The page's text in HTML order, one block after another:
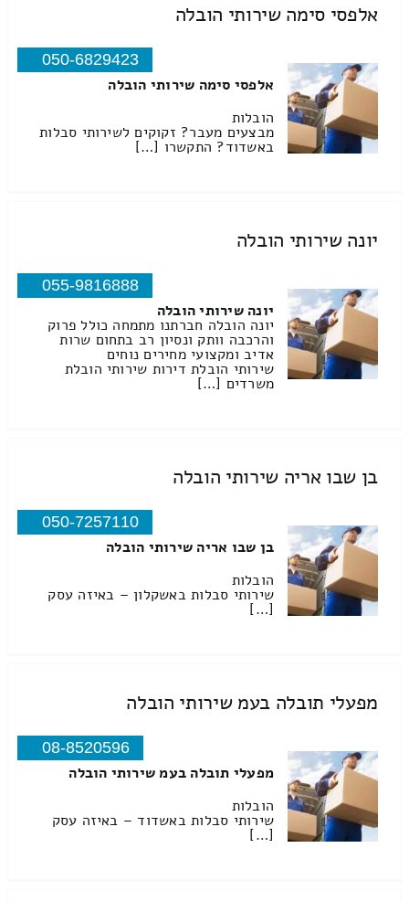
אלפסי סימה שירותי הובלה
050-6829423
אלפסי סימה שירותי הובלה
הובלות
מבצעים מעבר? זקוקים לשירותי סבלות
באשדוד? התקשרו […]
יונה שירותי הובלה
055-9816888
יונה שירותי הובלה
יונה הובלה חברתנו מתמחה כולל פרוק
והרכבה וותק ונסיון רב בתחום שרות
אדיב ומקצועי מחירים נוחים
שירותי הובלת דירות שירותי הובלת
משרדים […]
בן שבו אריה שירותי הובלה
050-7257110
בן שבו אריה שירותי הובלה
הובלות
שירותי סבלות באשקלון – באיזה עסק
[…]
מפעלי תובלה בעמ שירותי הובלה
08-8520596
מפעלי תובלה בעמ שירותי הובלה
הובלות
שירותי סבלות באשדוד – באיזה עסק
[…]